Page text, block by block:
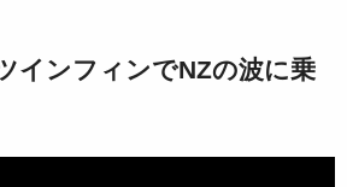
インフィンでNZの波に乗